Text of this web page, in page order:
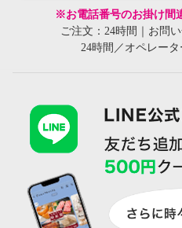
※お電話番号のお掛け間
ご注文：24時間｜お問
24時間／オペレータ